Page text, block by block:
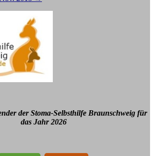
der Stoma-Selbsthilfe Braunschweig für
das Jahr 2026